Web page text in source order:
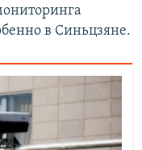
в Синьцзяне.